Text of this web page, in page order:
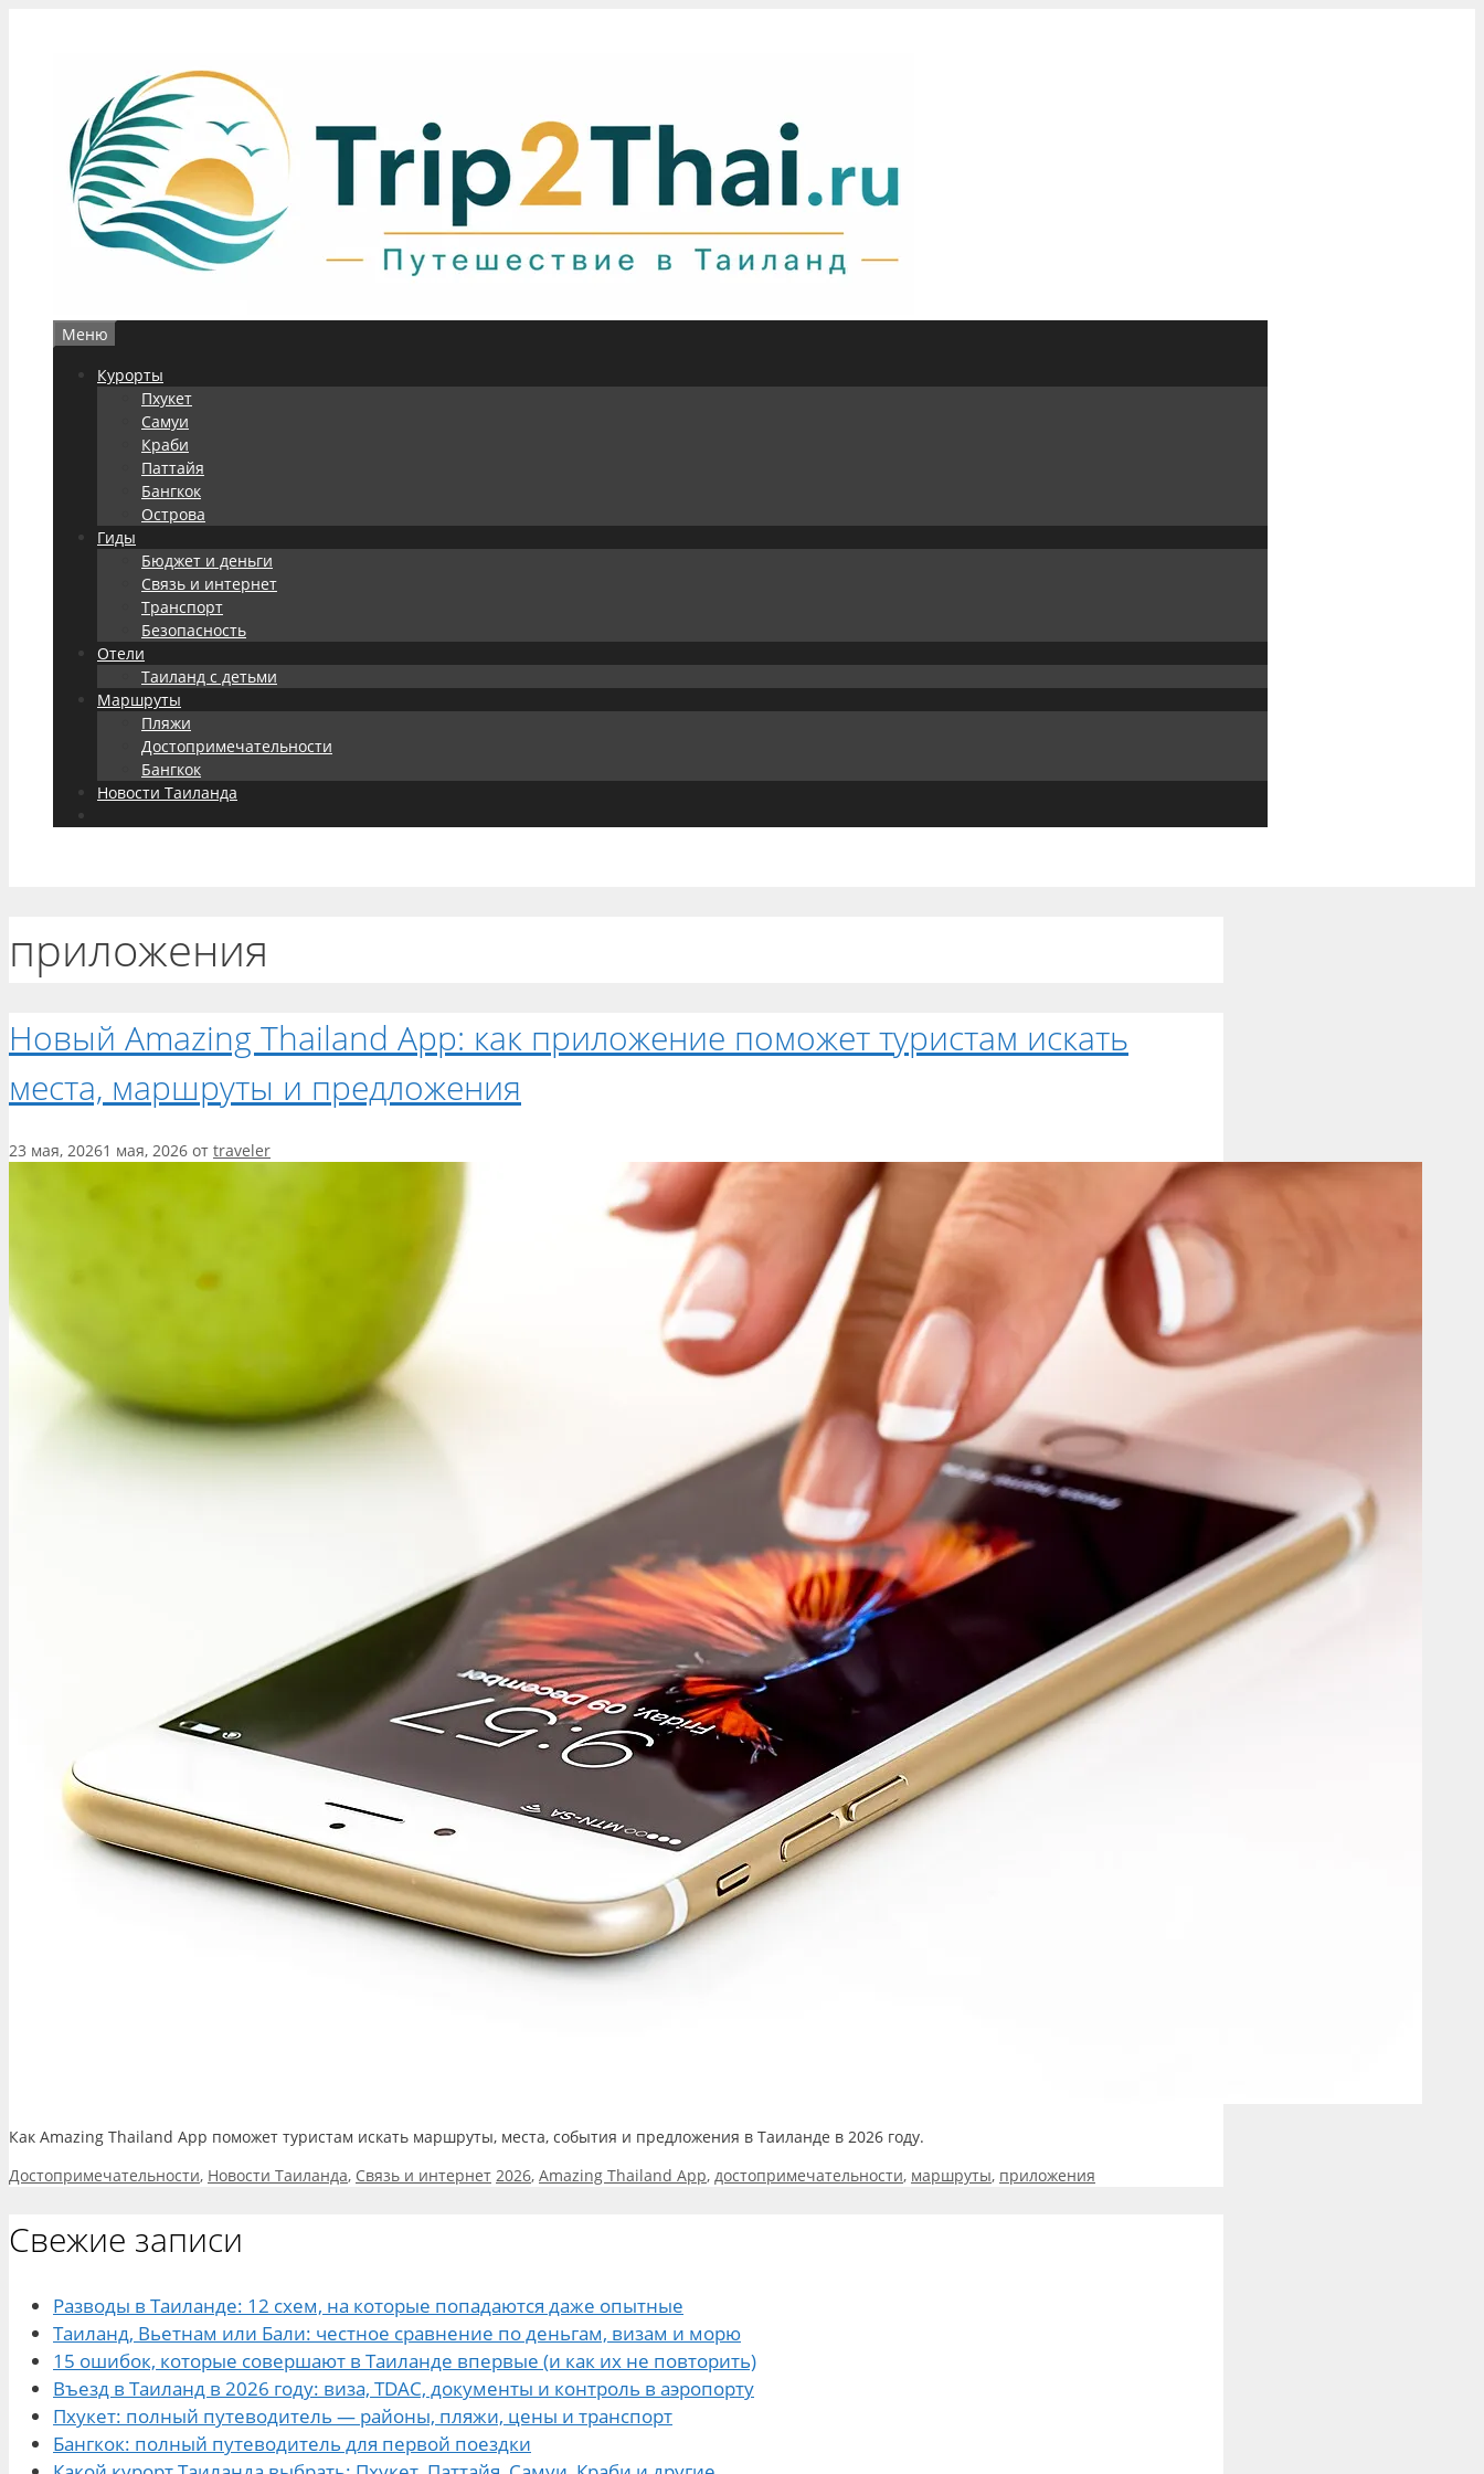
Меню
Курорты
Пхукет
Самуи
Краби
Паттайя
Бангкок
Острова
Гиды
Бюджет и деньги
Связь и интернет
Транспорт
Безопасность
Отели
Таиланд с детьми
Маршруты
Пляжи
Достопримечательности
Бангкок
Новости Таиланда
приложения
Новый Amazing Thailand App: как приложение поможет туристам искать
места, маршруты и предложения
23 мая, 20261 мая, 2026 от traveler
Как Amazing Thailand App поможет туристам искать маршруты, места, события и предложения в Таиланде в 2026 году.
Рубрики
Достопримечательности, Новости Таиланда, Связь и интернет Метки
2026, Amazing Thailand App, достопримечательности, маршруты, приложения
Свежие записи
Разводы в Таиланде: 12 схем, на которые попадаются даже опытные
Таиланд, Вьетнам или Бали: честное сравнение по деньгам, визам и морю
15 ошибок, которые совершают в Таиланде впервые (и как их не повторить)
Въезд в Таиланд в 2026 году: виза, TDAC, документы и контроль в аэропорту
Пхукет: полный путеводитель — районы, пляжи, цены и транспорт
Бангкок: полный путеводитель для первой поездки